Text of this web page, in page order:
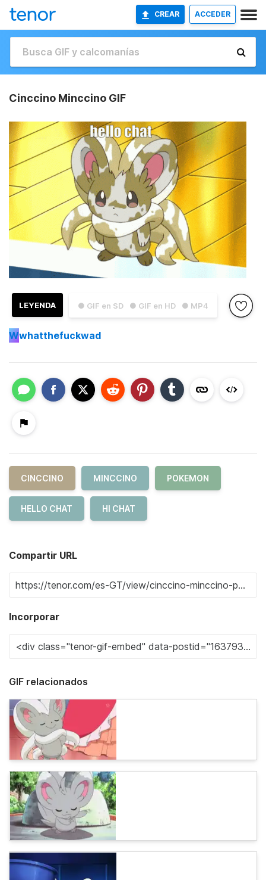
CREAR ACCEDER
Cinccino Minccino GIF
● GIF en SD ● GIF en HD ● MP4
LEYENDA
Wwhatthefuckwad
CINCCINO MINCCINO POKEMON
HELLO CHAT HI CHAT
Compartir URL
Incorporar
GIF relacionados